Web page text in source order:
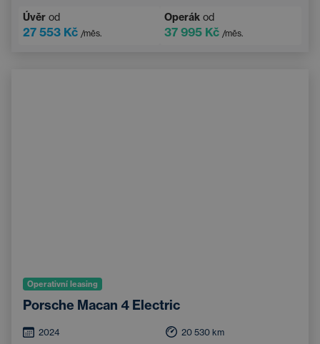
Úvěr od
27 553 Kč /měs.
Operák od
37 995 Kč /měs.
Operativní leasing
Porsche Macan 4 Electric
2024 20 530 km